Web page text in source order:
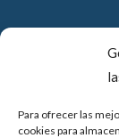
Para ofrecer las
cookies para